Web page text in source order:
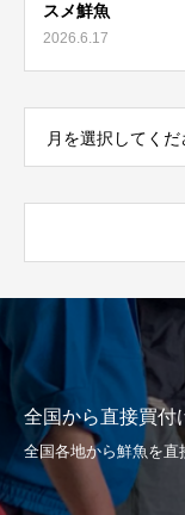
スメ鮮魚
2026.6.17
月を選択してくだ
全国から直接買付
全国各地から鮮魚を